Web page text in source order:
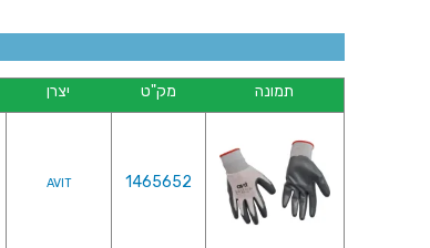
תמונה מק"ט יצרן
1465652
AVIT